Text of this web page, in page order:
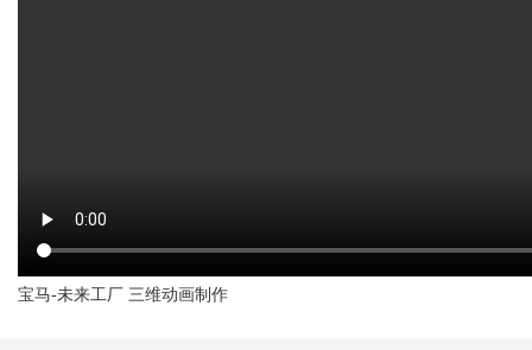
宝马-未来工厂 三维动画制作